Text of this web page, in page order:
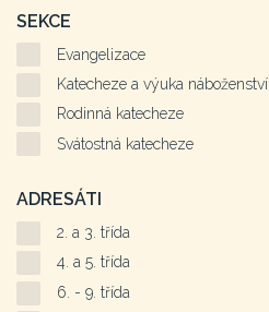
SEKCE
Evangelizace
Katecheze a výuka náboženství
Rodinná katecheze
Svátostná katecheze
ADRESÁTI
2. a 3. třída
4. a 5. třída
6. - 9. třída